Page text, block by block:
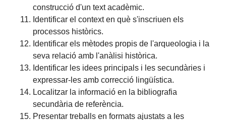
construcció d'un text acadèmic.
Identificar el context en què s'inscriuen els
processos històrics.
Identificar els mètodes propis de l'arqueologia i la
seva relació amb l'anàlisi històrica.
Identificar les idees principals i les secundàries i
expressar-les amb correcció lingüística.
Localitzar la informació en la bibliografia
secundària de referència.
Presentar treballs en formats ajustats a les